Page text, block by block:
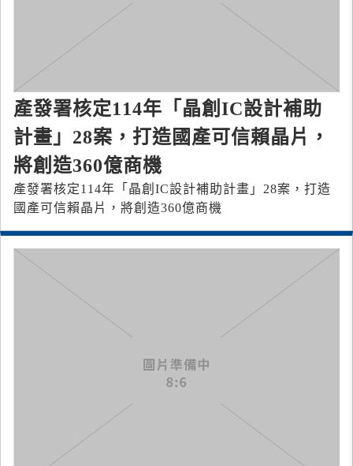
產發署核定114年「晶創IC設計補助
計畫」28案，打造國產可信賴晶片，
將創造360億商機
產發署核定114年「晶創IC設計補助計畫」28案，打造
國產可信賴晶片，將創造360億商機